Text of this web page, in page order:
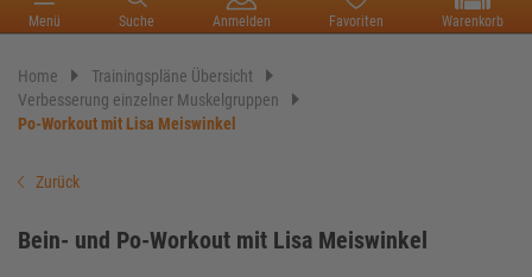
Menü Suche Anmelden Favoriten Warenkorb
Home
Trainingspläne Übersicht
Verbesserung einzelner Muskelgruppen
Po-Workout mit Lisa Meiswinkel
Zurück
Bein- und Po-Workout mit Lisa Meiswinkel